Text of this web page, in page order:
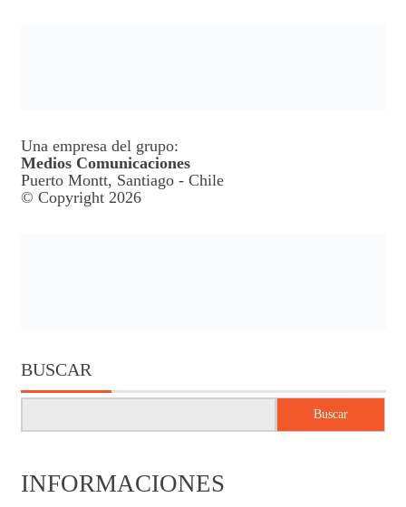
Una empresa del grupo:
Medios Comunicaciones
Puerto Montt, Santiago - Chile
© Copyright 2026
BUSCAR
Buscar
INFORMACIONES